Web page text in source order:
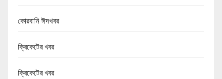
কোরবানি ঈদখবর
ক্রিকেটের খবর
ক্রিকেটের খবর